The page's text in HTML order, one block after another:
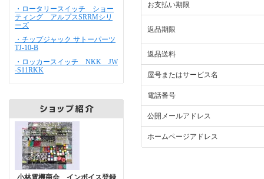
・ロータリースイッチ ショー
ティング アルプスSRRMシリ
ーズ
・チップジャック サトーパーツ
TJ-10-B
・ロッカースイッチ NKK JW
-S11RKK
小林電機商会 インボイス登録
お支払い期限
返品期限
返品送料
屋号またはサービス名
電話番号
公開メールアドレス
ホームページアドレス